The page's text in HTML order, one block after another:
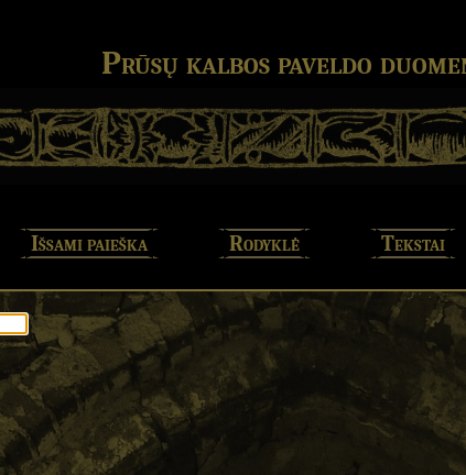
Prūsų kalbos paveldo
Išsami paieška Rodyklė Tekstai